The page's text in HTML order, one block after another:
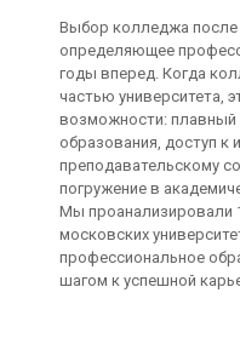
Выбор колледжа после
определяющее
годы вперед. Когда
частью университета,
возможности:
образования, доступ к
преподавательскому
погружение в
Мы проанализировали
московских
профессиональное
шагом к успешной